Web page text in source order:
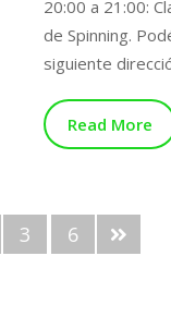
20:00 a 21:00:
de Spinning.
siguiente
Read More
3 6